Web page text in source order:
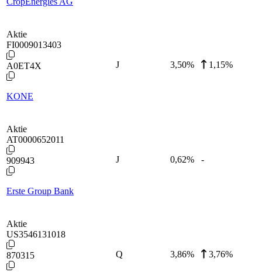
Aktie
FI0009013403
A0ET4X
KONE
J 3,50% 1,15%
Aktie
AT0000652011
909943
Erste Group Bank
J 0,62% -
Aktie
US3546131018
870315 Q 3,86% 3,76%